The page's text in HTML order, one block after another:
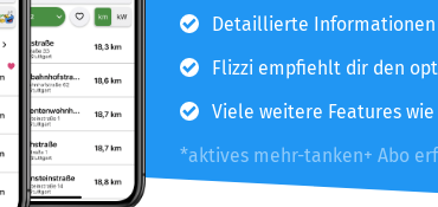
Detaillierte Informationen
Flizzi empfiehlt dir den
Viele weitere Features
*aktives mehr-tanken+ Abo